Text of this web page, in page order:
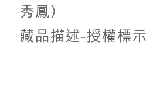
秀鳳）
藏品描述-授權標示